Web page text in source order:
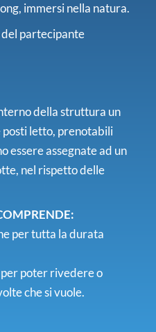
immersi nella natura.
del partecipante
della struttura un
letto, prenotabili
essere assegnate ad un
nel rispetto delle
per tutta la durata
poter rivedere o
che si vuole.